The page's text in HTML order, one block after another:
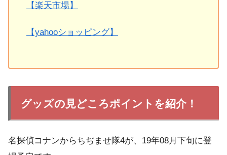
【楽天市場】
【yahooショッピング】
グッズの見どころポイントを紹介！
名探偵コナンからちぢませ隊4が、19年08月下旬に登